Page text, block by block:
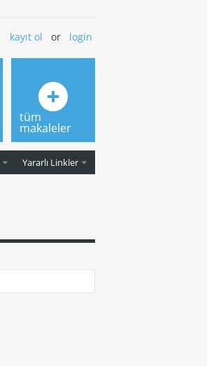
kayıt ol or login
Yararlı Linkler
tüm
makaleler